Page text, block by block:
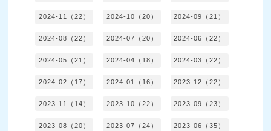
2024-11（22） 2024-10（20） 2024-09（21）
2024-08（22） 2024-07（20） 2024-06（22）
2024-05（21） 2024-04（18） 2024-03（22）
2024-02（17） 2024-01（16） 2023-12（22）
2023-11（14） 2023-10（22） 2023-09（23）
2023-08（20） 2023-07（24） 2023-06（35）